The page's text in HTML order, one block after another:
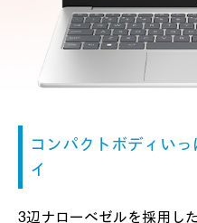
コンパクトボディ いっ
イ
3辺ナローベゼルを採用した